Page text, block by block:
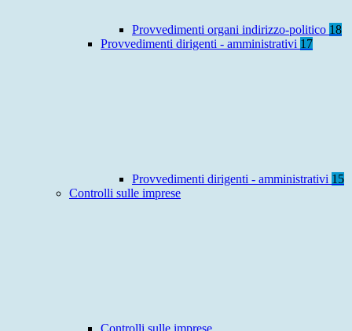
Provvedimenti organi indirizzo-politico 18
Provvedimenti dirigenti - amministrativi 17
Provvedimenti dirigenti - amministrativi 15
Controlli sulle imprese